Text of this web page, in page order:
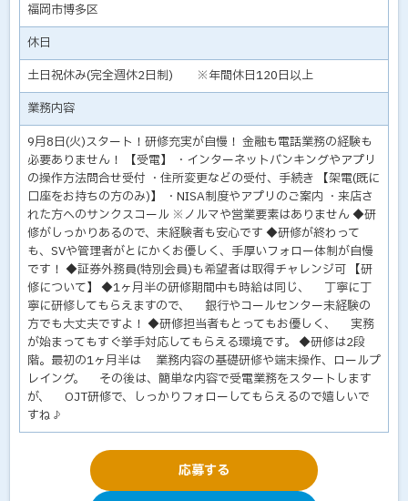
福岡市博多区
休日
土日祝休み(完全週休2日制) ※年間休日120日以上
業務内容
9月8日(火)スタート！研修充実が自慢！ 金融も電話業務の経験も
必要ありません！ 【受電】 ・インターネットバンキングやアプリ
の操作方法問合せ受付 ・住所変更などの受付、手続き 【架電(既に
口座をお持ちの方のみ)】 ・NISA制度やアプリのご案内 ・来店さ
れた方へのサンクスコール ※ノルマや営業要素はありません ◆研
修がしっかりあるので、未経験者も安心です ◆研修が終わって
も、SVや管理者がとにかくお優しく、手厚いフォロー体制が自慢
です！ ◆証券外務員(特別会員)も希望者は取得チャレンジ可 【研
修について】 ◆1ヶ月半の研修期間中も時給は同じ、 丁寧に丁
寧に研修してもらえますので、 銀行やコールセンター未経験の
方でも大丈夫ですよ！ ◆研修担当者もとってもお優しく、 実務
が始まってもすぐ挙手対応してもらえる環境です。 ◆研修は2段
階。最初の1ヶ月半は 業務内容の基礎研修や端末操作、ロールプ
レイング。 その後は、簡単な内容で受電業務をスタートします
が、 OJT研修で、しっかりフォローしてもらえるので嬉しいで
すね♪
応募する